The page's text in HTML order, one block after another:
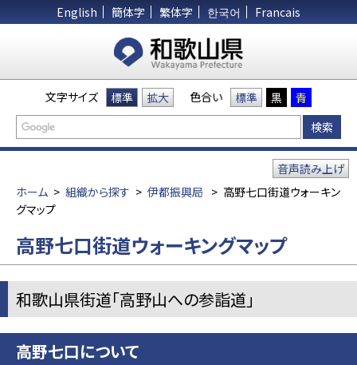
English 簡体字 繁体字 한국어 Francais
文字サイズ 標準 拡大 色合い 標準 黒 青
ホーム > 組織から探す > 伊都振興局 > 高野七口街道ウォーキン
グマップ
音声読み上げ
高野七口街道ウォーキングマップ
和歌山県街道「高野山への参詣道」
高野七口について